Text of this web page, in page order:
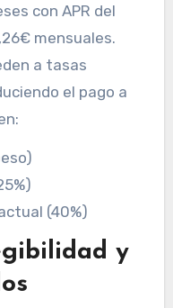
con APR del
mensuales.
a tasas
el pago a
(40%)
y